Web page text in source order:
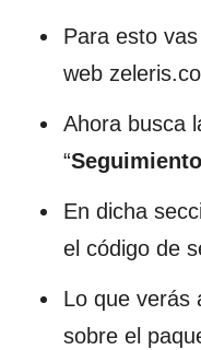
Para esto
web
Ahora busca
“
En dicha
el código de
Lo que verás
sobre el